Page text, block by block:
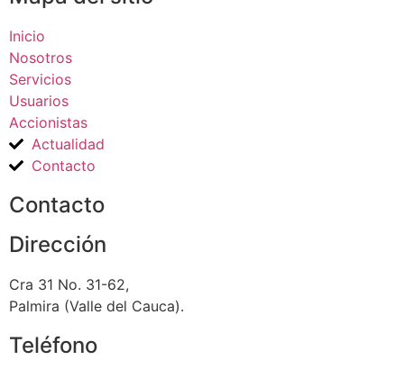
Inicio
Nosotros
Servicios
Usuarios
Accionistas
Actualidad
Contacto
Contacto
Dirección
Cra 31 No. 31-62,
Palmira (Valle del Cauca).
Teléfono